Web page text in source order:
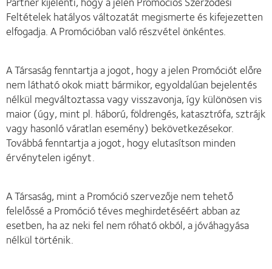
Feltételek hatályos változatát megismerte és kifejezetten
elfogadja. A Promócióban való részvétel önkéntes.
A Társaság fenntartja a jogot, hogy a jelen Promóciót előre
nem látható okok miatt bármikor, egyoldalúan bejelentés
nélkül megváltoztassa vagy visszavonja, így különösen vis
maior (úgy, mint pl. háború, földrengés, katasztrófa, sztrájk
vagy hasonló váratlan esemény) bekövetkezésekor.
Továbbá fenntartja a jogot, hogy elutasítson minden
érvénytelen igényt.
A Társaság, mint a Promóció szervezője nem tehető
felelőssé a Promóció téves meghirdetéséért abban az
esetben, ha az neki fel nem róható okból, a jóváhagyása
nélkül történik.